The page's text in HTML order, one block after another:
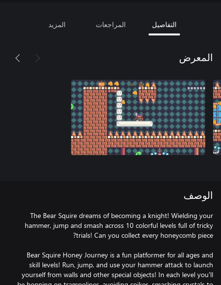
التفاصيل المراجعات المزيد
المعرض
الوصف
The Bear Squire dreams of becoming a knight! Wielding your
hammer, jump and smash across 10 colorful levels full of tricky
Bear Squire Honey Journey is a fun platformer for all ages and
skill levels! Run, jump, and use your hammer attack to launch
yourself from walls and other special objects! In each level you'll